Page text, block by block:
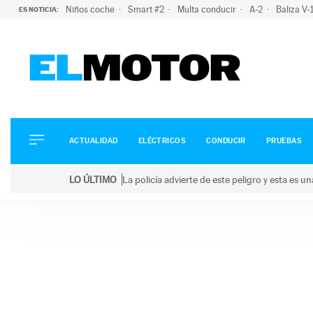
ES NOTICIA: Niños coche Smart #2 Multa conducir A-2 Baliza V-
ELÉCTRICOS
CONDUCIR
ACTUALIDAD ELÉCTRICOS CONDUCIR PRUEBAS
LO ÚLTIMO La policía advierte de este peligro y esta es